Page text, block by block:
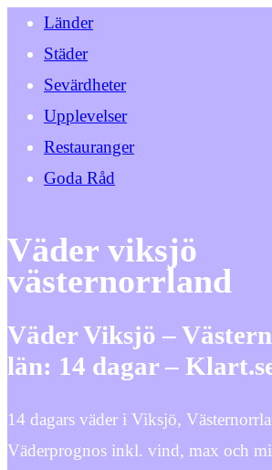
Länder
Städer
Sevärdheter
Upplevelser
Restauranger
Goda Råd
Väder viksjö
västernorrland
Väder Viksjö –
län: 14 dagar –
14 dagars väder i Viksjö,
Väderprognos inkl. vind, max och